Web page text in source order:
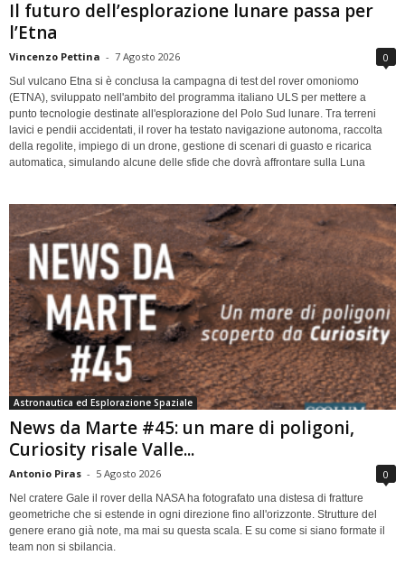
Il futuro dell’esplorazione lunare passa per
l’Etna
Vincenzo Pettina - 7 Agosto 2026 0
Sul vulcano Etna si è conclusa la campagna di test del rover omoniomo
(ETNA), sviluppato nell'ambito del programma italiano ULS per mettere a
punto tecnologie destinate all'esplorazione del Polo Sud lunare. Tra terreni
lavici e pendii accidentati, il rover ha testato navigazione autonoma, raccolta
della regolite, impiego di un drone, gestione di scenari di guasto e ricarica
automatica, simulando alcune delle sfide che dovrà affrontare sulla Luna
Astronautica ed Esplorazione Spaziale
News da Marte #45: un mare di poligoni,
Curiosity risale Valle...
Antonio Piras - 5 Agosto 2026 0
Nel cratere Gale il rover della NASA ha fotografato una distesa di fratture
geometriche che si estende in ogni direzione fino all'orizzonte. Strutture del
genere erano già note, ma mai su questa scala. E su come si siano formate il
team non si sbilancia.